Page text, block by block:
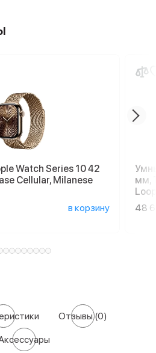
Watch Series 10 42
Cellular, Milanese
в корзину
мм,
48
Отзывы(0)